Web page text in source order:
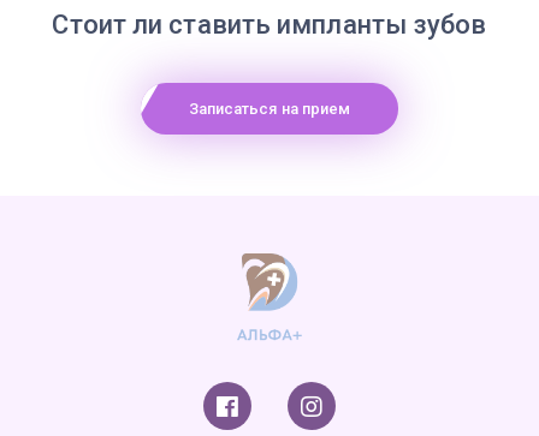
Стоит ли ставить импланты зубов
Записаться на прием